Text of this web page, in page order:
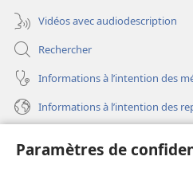
Paramètres de
Vidéos avec audiodescription
Rechercher
Informations à l’intention des
Informations à l’intention des